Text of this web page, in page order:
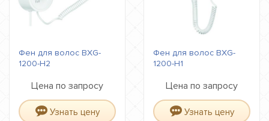
Фен для волос BXG-
1200-H2
Цена по запросу
Узнать цену
Фен для волос BXG-
1200-H1
Цена по запросу
Узнать цену